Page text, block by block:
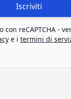
Iscriviti
reCAPTCHA -
e i termini di